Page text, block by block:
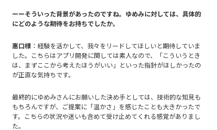
ーーそういった背景があったのですね。ゆめみに対しては、具体的
にどのような期待をお持ちでしたか。
惠口様 ：経験を活かして、我々をリードしてほしいと期待していま
した。こちらはアプリ開発に関しては素人なので、「こういうとき
は、まずここから考えたほうがいい」といった指針がほしかったの
が正直な気持ちです。
最終的にゆめみさんにお願いした決め手としては、技術的な知見も
もちろんですが、ご提案に「温かさ」を感じたことも大きかったで
す。こちらの状況や迷いも含めて受け止めてくれる感覚がありまし
た。